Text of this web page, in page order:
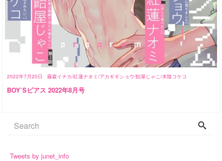
2022年7月20日 藤森イチカ/紅蓮ナオミ/アカギギショウ/飴屋じゃこ/木陰コケコ
BOY’Sピアス 2022年8月号
Tweets by junet_info